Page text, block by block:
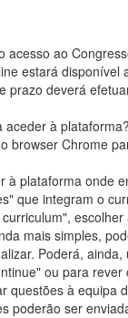
acesso ao
estará
prazo deverá
aceder à plataforma?
browser Chrome
à plataforma onde
que integram o
mais simples,
Poderá,
ou para
questões à equipa
poderão ser